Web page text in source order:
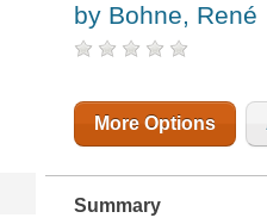
by Bohne, René
More Options
Summary